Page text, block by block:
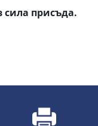
сила присъда.